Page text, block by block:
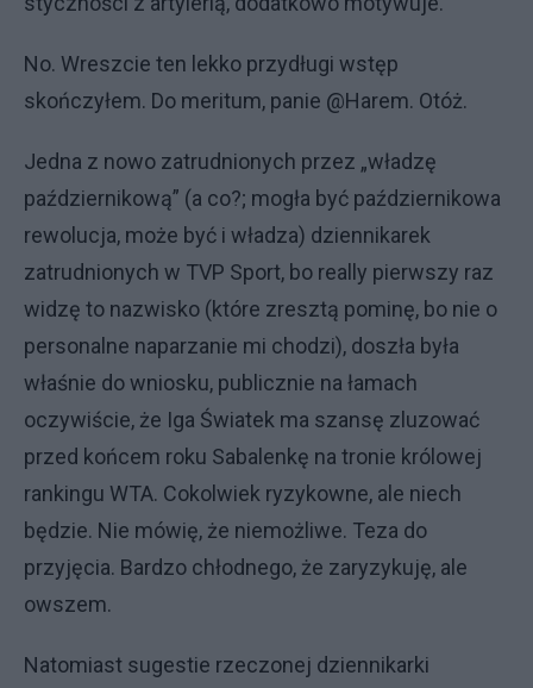
No. Wreszcie ten lekko przydługi wstęp
skończyłem. Do meritum, panie @Harem. Otóż.
Jedna z nowo zatrudnionych przez „władzę
październikową” (a co?; mogła być październikowa
rewolucja, może być i władza) dziennikarek
zatrudnionych w TVP Sport, bo really pierwszy raz
widzę to nazwisko (które zresztą pominę, bo nie o
personalne naparzanie mi chodzi), doszła była
właśnie do wniosku, publicznie na łamach
oczywiście, że Iga Światek ma szansę zluzować
przed końcem roku Sabalenkę na tronie królowej
rankingu WTA. Cokolwiek ryzykowne, ale niech
będzie. Nie mówię, że niemożliwe. Teza do
przyjęcia. Bardzo chłodnego, że zaryzykuję, ale
owszem.
Natomiast sugestie rzeczonej dziennikarki